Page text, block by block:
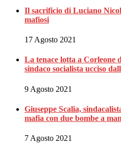
Il sacrificio di Luciano
mafiosi
17 Agosto 2021
La tenace lotta a
sindaco socialista ucciso
9 Agosto 2021
Giuseppe Scalia,
mafia con due bombe a
7 Agosto 2021